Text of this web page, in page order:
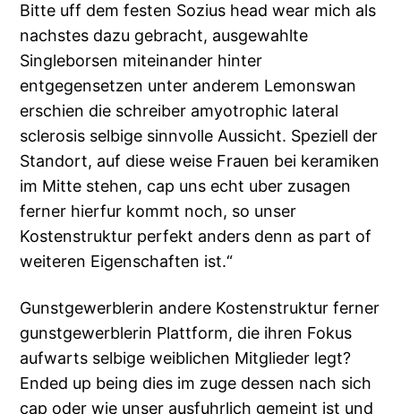
Bitte uff dem festen Sozius head wear mich als
nachstes dazu gebracht, ausgewahlte
Singleborsen miteinander hinter
entgegensetzen unter anderem Lemonswan
erschien die schreiber amyotrophic lateral
sclerosis selbige sinnvolle Aussicht. Speziell der
Standort, auf diese weise Frauen bei keramiken
im Mitte stehen, cap uns echt uber zusagen
ferner hierfur kommt noch, so unser
Kostenstruktur perfekt anders denn as part of
weiteren Eigenschaften ist.“
Gunstgewerblerin andere Kostenstruktur ferner
gunstgewerblerin Plattform, die ihren Fokus
aufwarts selbige weiblichen Mitglieder legt?
Ended up being dies im zuge dessen nach sich
cap oder wie unser ausfuhrlich gemeint ist und